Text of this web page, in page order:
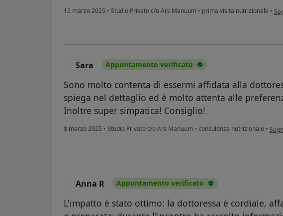
15 marzo 2025 • Studio Privato c/o Ars Manuum • prima visita nutrizionale •
Sara Appuntamento verificato
Sono molto contenta di essermi affidata alla
spiega nel dettaglio ed è molto attenta alle
Inoltre super simpatica! Consiglio!
8 marzo 2025 • Studio Privato c/o Ars Manuum • consulenza nutrizionale •
Anna R Appuntamento verificato
L'impatto è stato ottimo: la dottoressa è cordiale,